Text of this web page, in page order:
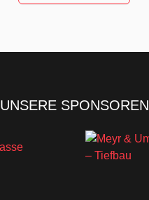
UNSERE SPONSOREN